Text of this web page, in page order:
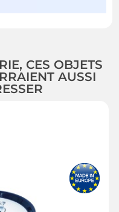
CES OBJETS
AUSSI